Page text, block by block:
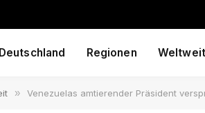
Deutschland Regionen Weltweit
» Venezuelas amtierender Präsident